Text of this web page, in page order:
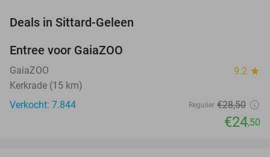
Deals in Sittard-Geleen
Entree voor GaiaZOO
GaiaZOO 9.2 star
Kerkrade (15 km)
Verkocht: 7.844
Regulier €28,50
€24,50